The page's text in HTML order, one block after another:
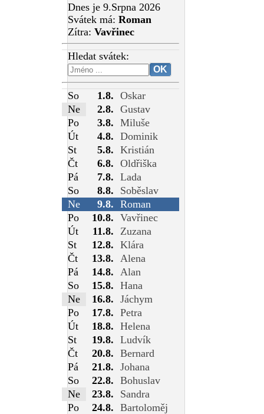
Dnes je 9.Srpna 2026
Svátek má: Roman
Zítra: Vavřinec
Hledat svátek:
So 1.8. Oskar
Ne
2.8. Gustav
Po
3.8. Miluše
Út
4.8. Dominik
St
5.8. Kristián
Čt
6.8. Oldřiška
Pá
7.8. Lada
So
8.8.
Soběslav
Ne
9.8. Roman
Po
10.8. Vavřinec
Út
11.8.
Zuzana
St
12.8. Klára
Čt
13.8.
Alena
Pá
14.8.
Alan
So
15.8. Hana
Ne
16.8. Jáchym
Po
17.8. Petra
Út
18.8. Helena
St
19.8. Ludvík
Čt
20.8. Bernard
Pá
21.8. Johana
So
22.8. Bohuslav
Ne
23.8.
Sandra
Po
24.8. Bartoloměj